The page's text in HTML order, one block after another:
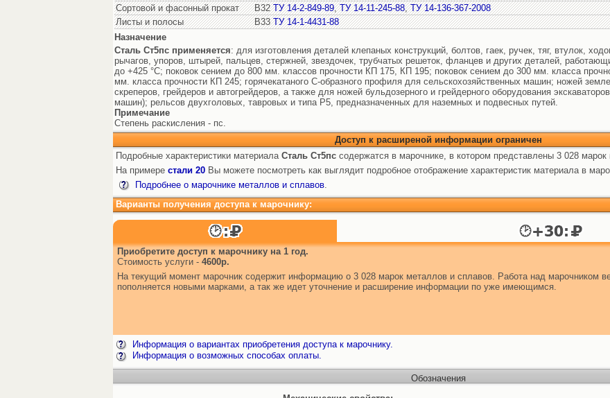
Сортовой и фасонный прокат В32 ТУ 14-2-849-89,ТУ 14-11-245-88,ТУ 14-136-367-2008
Листы и полосы
В33 ТУ 14-1-4431-88
Назначение
Сталь Ст5пс применяется: для изготовления деталей клепаных конструкций, болтов, гаек, ручек, тяг, втулок,
рычагов, упоров, штырей, пальцев, стержней, звездочек, трубчатых решеток, фланцев и других деталей,
до +425 °С; поковок сением до 800 мм. классов прочности КП 175, КП 195; поковок сением до 300 мм. класса
мм. класса прочности КП 245; горячекатаного С-образного профиля для сельскохозяйственных машин; ножей
скреперов, грейдеров и автогрейдеров, а также для ножей бульдозерного и грейдерного оборудования
машин); рельсов двухголовых, тавровых и типа Р5, предназначенных для наземных и подвесных путей.
Примечание
Степень раскисления - пс.
Доступ к расширеной информации ограничен
Подробные характеристики материала Сталь Ст5пс содержатся в марочнике, в котором представлены 3 028
На примере стали 20 Вы можете посмотреть как выглядит подробное отображение характеристик материала в
Подробнее о марочнике металлов и сплавов.
Варианты получения доступа к марочнику:
Приобретите доступ к марочнику на 1 год.
Стоимость услуги - 4600р.
На текущий момент марочник содержит информацию о 3 028 марок металлов и сплавов. Работа над марочником
пополняется новыми марками, а так же идет уточнение и расширение информации по уже имеющимся.
Информация о вариантах приобретения доступа к марочнику.
Информация о возможных способах оплаты.
Обозначения